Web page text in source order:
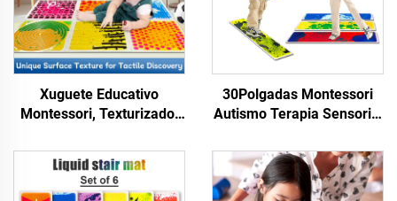
Xuguete Educativo
Montessori, Texturizado,
Sensoriais de Chao para
Nenos, Xuguetes
Sensoriais para Nenos
30Polgadas Montessori
Autismo Terapia Sensorial
Soalo Líquido Tapete
1PCS Xoguetes Sensoriais
Para Nños Autistas